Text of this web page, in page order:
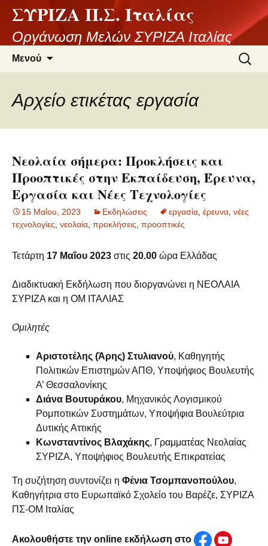
περιεχόμενο
ΣΥΡΙΖΑ Π.Σ. Ιταλίας
Οργάνωση Μελών ΣΥΡΙΖΑ Ιταλίας
Μενού
για:
Αρχείο ετικέτας εργασία
Νεολαία σήμερα: Προκλήσεις και
Προοπτικές στην Εκπαίδευση, Έρευνα,
Εργασία και Νέες Τεχνολογίες
15 Μαΐου, 2023 Εκδηλώσεις εργασία έρευνα νέες
τεχνολογίες νεολαία προκλήσεις προοπτικές
Τετάρτη 17 Μαΐου 2023 στις 20.00 ώρα Ελλάδας
Διαδικτυακή Εκδήλωση που διοργανώνει η ΝΕΟΛΑΙΑ
ΣΥΡΙΖΑ και η ΟΜ ΙΤΑΛΙΑΣ
Ομιλητές
Αριστοτέλης (Άρης) Στυλιανού, Καθηγητής
Πολιτικών Επιστημών ΑΠΘ, Υποψήφιος Βουλευτής
Α’ Θεσσαλονίκης
Διάνα Βουτυράκου, Μηχανικός Λογισμικού
Ρομποτικών Συστημάτων, Υποψήφια Βουλεύτρια
Δυτικής Αττικής
Κωνσταντίνος Βλαχάκης, Γραμματέας Νεολαίας
ΣΥΡΙΖΑ, Υποψήφιος Βουλευτής Επικρατείας
Τη συζήτηση συντονίζει η Φένια Τσομπανοπούλου,
Καθηγήτρια στο Ευρωπαϊκό Σχολείο του Βαρέζε, ΣΥΡΙΖΑ
ΠΣ-ΟΜ Ιταλίας
Ακολουθήστε την online εκδήλωση στο